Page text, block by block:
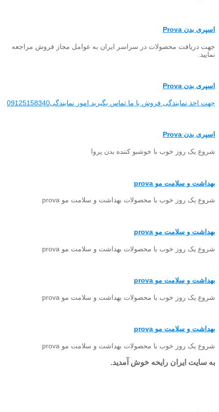
اسپری بدن Prova
جهت دریافت محصولات در سراسر ایران به عوامل مجاز فروش مراجعه
نمایید.
اسپری بدن Prova
جهت اخذ نمایندگی فروش با ما تماس بگیرید.امور نمایندگی09125158340
اسپری بدن Prova
شروع یک روز خوب با خوشبو کننده بدن پروا
بهداشت و سلامت مو prova
شروع یک روز خوب با محصولات بهداشت و سلامت مو prova
بهداشت و سلامت مو prova
شروع یک روز خوب با محصولات بهداشت و سلامت مو prova
بهداشت و سلامت مو prova
شروع یک روز خوب با محصولات بهداشت و سلامت مو prova
بهداشت و سلامت مو prova
شروع یک روز خوب با محصولات بهداشت و سلامت مو prova
به سایت ایران رایحه خوش آمدید.